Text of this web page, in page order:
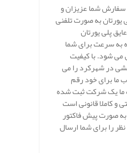
شما عزیزان و
یورتان به صورت تلفنی
پلی یورتان
به سرعت برای شما
می شود. با کیفیت
در شهرکرد را می
ما برای خود رقم
ما یک شرکت ثبت شده
و کاملا قانونی است
صورت پیش فاکتور
را برای شما ارسال